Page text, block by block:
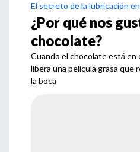
El secreto de la lubricación
¿Por qué nos
chocolate?
Cuando el chocolate está en
libera una película grasa que
la boca